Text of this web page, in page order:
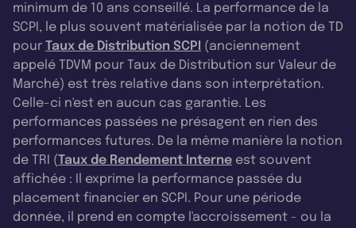
minimum de 10 ans conseillé. La performance de la
SCPI, le plus souvent matérialisée par la notion de TD
pour Taux de Distribution SCPI (anciennement
appelé TDVM pour Taux de Distribution sur Valeur de
Marché) est très relative dans son interprétation.
Celle-ci n'est en aucun cas garantie. Les
performances passées ne présagent en rien des
performances futures. De la même manière la notion
de TRI (Taux de Rendement Interne est souvent
affichée : Il exprime la performance passée du
placement financier en SCPI. Pour une période
donnée, il prend en compte l'accroissement - ou la